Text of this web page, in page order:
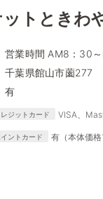
トときわ
営業時間 AM8：30
千葉県館山市薗277
有
レジットカード
VISA、
イントカード
有（本体価